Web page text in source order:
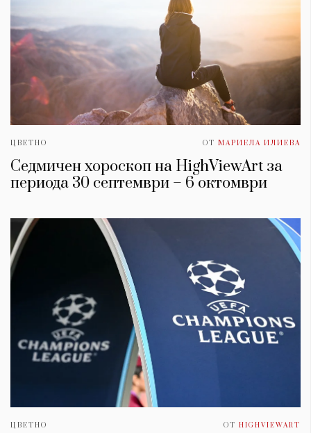
ЦВЕТНО ОТ МАРИЕЛА ИЛИЕВА
Седмичен хороскоп на HighViewArt за
периода 30 септември – 6 октомври
ЦВЕТНО ОТ HIGHVIEWART